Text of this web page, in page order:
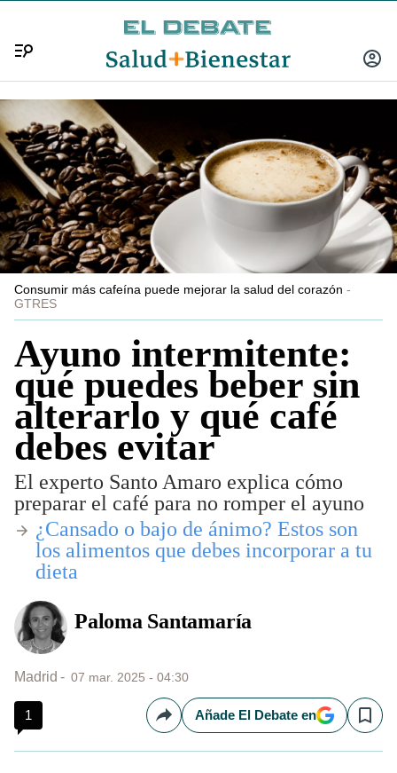
INICIAR
Consumir más cafeína puede mejorar la salud del corazón
GTRES
Ayuno intermitente:
qué puedes beber sin
alterarlo y qué café
debes evitar
El experto Santo Amaro explica cómo
preparar el café para no romper el ayuno
​¿Cansado o bajo de ánimo? Estos son
los alimentos que debes incorporar a tu
dieta
Paloma Santamaría
Madrid 07 mar. 2025 - 04:30
1 CompartirAñade El Debate en Save